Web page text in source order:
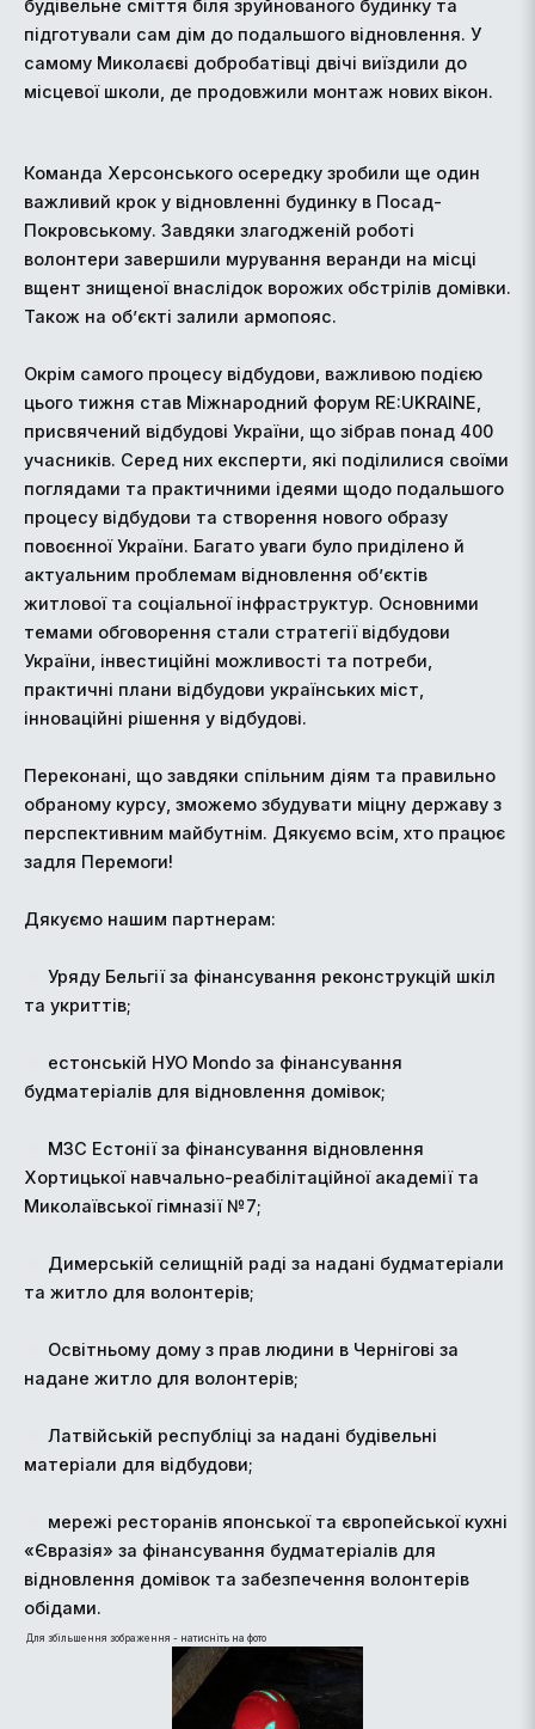
будівельне сміття біля зруйнованого будинку та
підготували сам дім до подальшого відновлення. У
самому Миколаєві добробатівці двічі виїздили до
місцевої школи, де продовжили монтаж нових вікон.
Команда Херсонського осередку зробили ще один
важливий крок у відновленні будинку в Посад-
Покровському. Завдяки злагодженій роботі
волонтери завершили мурування веранди на місці
вщент знищеної внаслідок ворожих обстрілів домівки.
Також на об’єкті залили армопояс.
Окрім самого процесу відбудови, важливою подією
цього тижня став Міжнародний форум RE:UKRAINE,
присвячений відбудові України, що зібрав понад 400
учасників. Серед них експерти, які поділилися своїми
поглядами та практичними ідеями щодо подальшого
процесу відбудови та створення нового образу
повоєнної України. Багато уваги було приділено й
актуальним проблемам відновлення об’єктів
житлової та соціальної інфраструктур. Основними
темами обговорення стали стратегії відбудови
України, інвестиційні можливості та потреби,
практичні плани відбудови українських міст,
інноваційні рішення у відбудові.
Переконані, що завдяки спільним діям та правильно
обраному курсу, зможемо збудувати міцну державу з
перспективним майбутнім. Дякуємо всім, хто працює
задля Перемоги!
Дякуємо нашим партнерам:
Уряду Бельгії за фінансування реконструкцій шкіл
та укриттів;
естонській НУО Mondo за фінансування
будматеріалів для відновлення домівок;
МЗС Естонії за фінансування відновлення
Хортицької навчально-реабілітаційної академії та
Миколаївської гімназії №7;
Димерській селищній раді за надані будматеріали
та житло для волонтерів;
Освітньому дому з прав людини в Чернігові за
надане житло для волонтерів;
Латвійській республіці за надані будівельні
матеріали для відбудови;
мережі ресторанів японської та європейської кухні
«Євразія» за фінансування будматеріалів для
відновлення домівок та забезпечення волонтерів
обідами.
Для збільшення зображення - натисніть на фото